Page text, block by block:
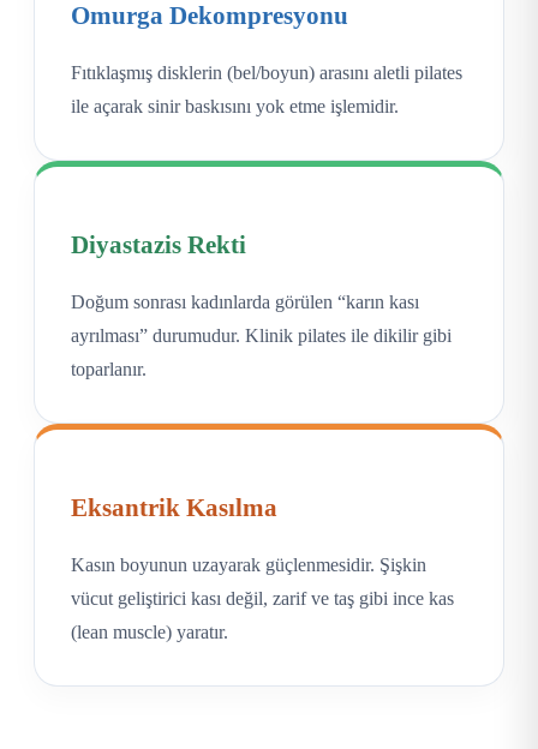
Omurga Dekompresyonu
Fıtıklaşmış disklerin (bel/boyun) arasını aletli pilates
ile açarak sinir baskısını yok etme işlemidir.
Diyastazis Rekti
Doğum sonrası kadınlarda görülen “karın kası
ayrılması” durumudur. Klinik pilates ile dikilir gibi
toparlanır.
Eksantrik Kasılma
Kasın boyunun uzayarak güçlenmesidir. Şişkin
vücut geliştirici kası değil, zarif ve taş gibi ince kas
(lean muscle) yaratır.